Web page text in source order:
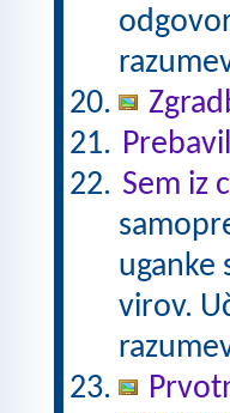
Sem iz
uganke
virov.